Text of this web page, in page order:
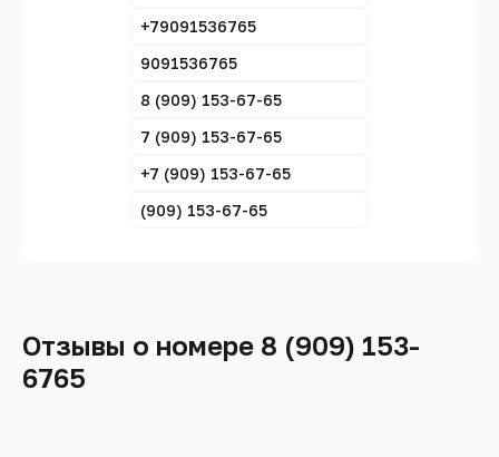
+79091536765
9091536765
8 (909) 153-67-65
7 (909) 153-67-65
+7 (909) 153-67-65
(909) 153-67-65
Отзывы о номере 8 (909) 153-
6765